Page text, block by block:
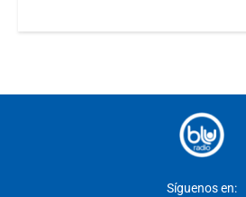
Síguenos en: